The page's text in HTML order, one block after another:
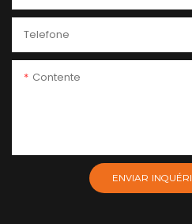
Telefone
Contente
ENVIAR